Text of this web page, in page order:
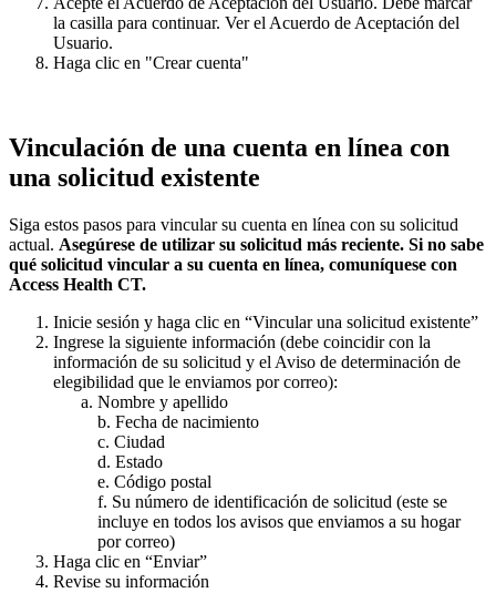
la casilla para continuar. Ver el Acuerdo de Aceptación del
Usuario.
Haga clic en "Crear cuenta"
Vinculación de una cuenta en línea con
una solicitud existente
Siga estos pasos para vincular su cuenta en línea con su solicitud
actual. Asegúrese de utilizar su solicitud más reciente. Si no sabe
qué solicitud vincular a su cuenta en línea, comuníquese con
Access Health CT.
Inicie sesión y haga clic en “Vincular una solicitud existente”
Ingrese la siguiente información (debe coincidir con la
información de su solicitud y el Aviso de determinación de
elegibilidad que le enviamos por correo):
Nombre y apellido
b. Fecha de nacimiento
c. Ciudad
d. Estado
e. Código postal
f. Su número de identificación de solicitud (este se
incluye en todos los avisos que enviamos a su hogar
por correo)
Haga clic en “Enviar”
Revise su información